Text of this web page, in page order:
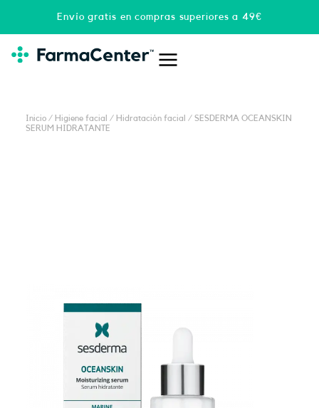
Envío gratis en compras superiores a 49€
Inicio / Higiene facial / Hidratación facial
/ SESDERMA OCEANSKIN
SERUM HIDRATANTE